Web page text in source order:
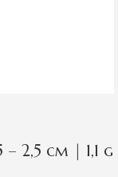
2,5 cm | 1,1 g